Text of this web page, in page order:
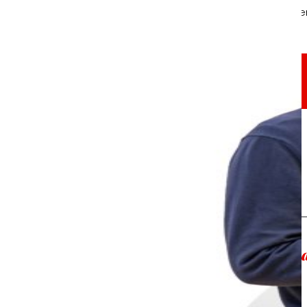
Gure Fundazioaren bidez, ingurumena
konpromisoak
Elikadura osasungarria sustatzen